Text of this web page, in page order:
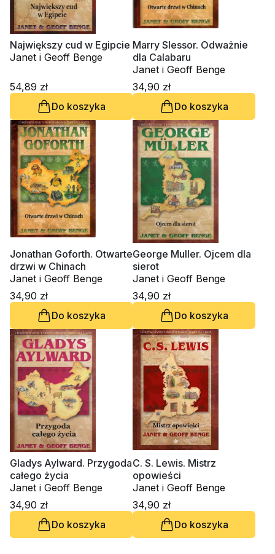
Największy cud w Egipcie
Janet i Geoff Benge
54,89 zł
Do koszyka
Marry Slessor. Odważnie
dla Calabaru
Janet i Geoff Benge
34,90 zł
Do koszyka
Jonathan Goforth. Otwarte
drzwi w Chinach
Janet i Geoff Benge
34,90 zł
Do koszyka
George Muller. Ojcem dla
sierot
Janet i Geoff Benge
34,90 zł
Do koszyka
Gladys Aylward. Przygoda
całego życia
Janet i Geoff Benge
34,90 zł
Do koszyka
C. S. Lewis. Mistrz
opowieści
Janet i Geoff Benge
34,90 zł
Do koszyka